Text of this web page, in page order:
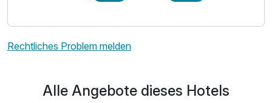
Rechtliches Problem melden
Alle Angebote dieses Hotels